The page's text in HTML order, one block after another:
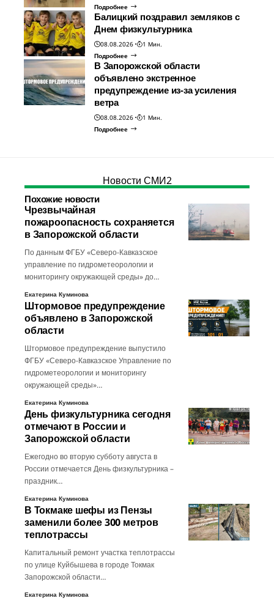
Подробнее
Балицкий поздравил земляков с
Днем физкультурника
08.08.2026
1 Мин.
Подробнее
В Запорожской области
объявлено экстренное
предупреждение из-за усиления
ветра
08.08.2026
1 Мин.
Подробнее
Новости СМИ2
Похожие новости
Чрезвычайная
пожароопасность сохраняется
в Запорожской области
По данным ФГБУ «Северо-Кавказское
управление по гидрометеорологии и
мониторингу окружающей среды» до…
Екатерина Куминова
Штормовое предупреждение
объявлено в Запорожской
области
Штормовое предупреждение выпустило
ФГБУ «Северо-Кавказское Управление по
гидрометеорологии и мониторингу
окружающей среды»…
Екатерина Куминова
День физкультурника сегодня
отмечают в России и
Запорожской области
Ежегодно во вторую субботу августа в
России отмечается День физкультурника –
праздник…
Екатерина Куминова
В Токмаке шефы из Пензы
заменили более 300 метров
теплотрассы
Капитальный ремонт участка теплотрассы
по улице Куйбышева в городе Токмак
Запорожской области…
Екатерина Куминова